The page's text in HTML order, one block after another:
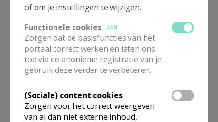
In deze kerk vinden geen weekendvieringen plaats. Via de
raadplegen.
of om je instellingen te wijzigen.
Functionele cookies
AAN
Zorgen dat de basisfuncties van het
portaal correct werken en laten ons
toe via de anonieme registratie van je
gebruik deze verder te verbeteren.
(Sociale) content cookies
Zorgen voor het correct weergeven
van al dan niet externe inhoud,